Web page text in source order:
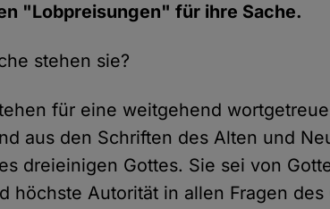
"Lobpreisungen" für ihre Sache.
stehen sie?
für eine weitgehend
aus den Schriften des Alten und
dreieinigen Gottes. Sie sei von
höchste Autorität in allen Fragen